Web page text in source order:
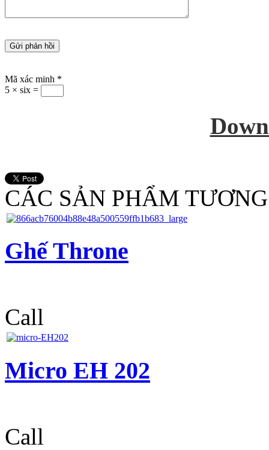
Mã xác minh *
5 × six =
CÁC SẢN PHẨM
Ghế Throne
Call
Micro EH 202
Call